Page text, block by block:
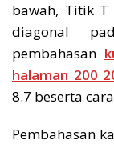
bawah, Titik
diagonal
pembahasan
halaman 200
8.7 beserta
Pembahasan